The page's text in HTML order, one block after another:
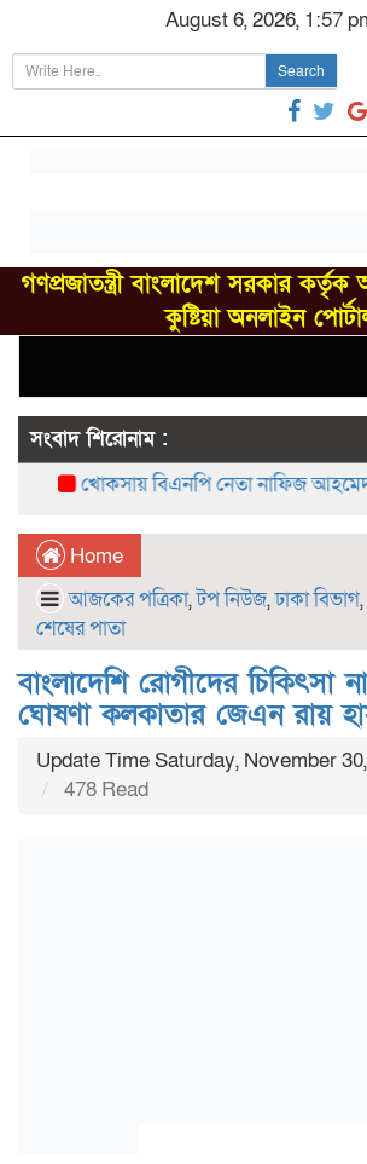
August 6, 2026, 1:57
Search
গণপ্রজাতন্ত্রী বাংলাদেশ সরকার
কুষ্টিয়া অনলাইন
সংবাদ শিরোনাম :
খোকসায় বিএনপি নেতা নাফিজ আহমেদ
Home
আজকের পত্রিকা,টপ নিউজ,ঢাকা বিভাগ,
শেষের পাতা
বাংলাদেশি রোগীদের চিকিৎসা
ঘোষণা কলকাতার জেএন রায়
Update Time Saturday, November
478 Read